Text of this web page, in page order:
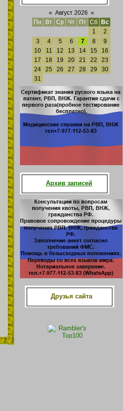
« Август 2026 »
Пн
Вт Ср Чт Пт Сб
Вс
1
2
3
4 5 6 7 8
9
10
11 12 13 14 15
16
17
18 19 20 21 22
23
24
25 26 27 28 29
30
31
Архив записей
Друзья сайта